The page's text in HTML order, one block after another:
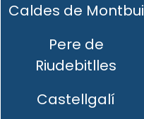
Caldes de Montbui
Pere de
Riudebitlles
Castellgalí